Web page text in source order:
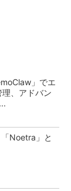
」でエ
理、アドバン
Noetra」と